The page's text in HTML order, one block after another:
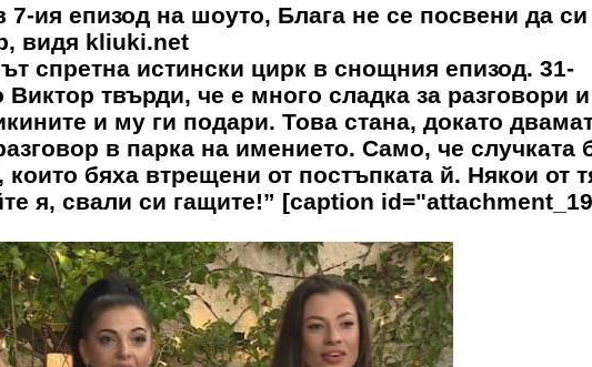
7-ия епизод на шоуто, Блага не се посвени да
видя kliuki.net
спретна истински цирк в снощния епизод. 31-
твърди, че е много сладка за разговори и
и му ги подари. Това стана, докато
в парка на имението. Само, че случката
бяха втрещени от постъпката й. Някои от
я, свали си гащите!” [caption